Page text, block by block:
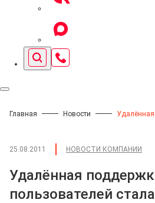
Главная Новости
25.08.2011 НОВОСТИ КОМПАНИИ
Удалённая
пользователей